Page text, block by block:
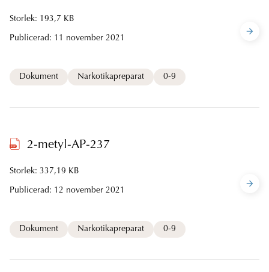
Storlek: 193,7 KB
Publicerad: 11 november 2021
Dokument Narkotikapreparat 0-9
2-metyl-AP-237
Storlek: 337,19 KB
Publicerad: 12 november 2021
Dokument Narkotikapreparat 0-9